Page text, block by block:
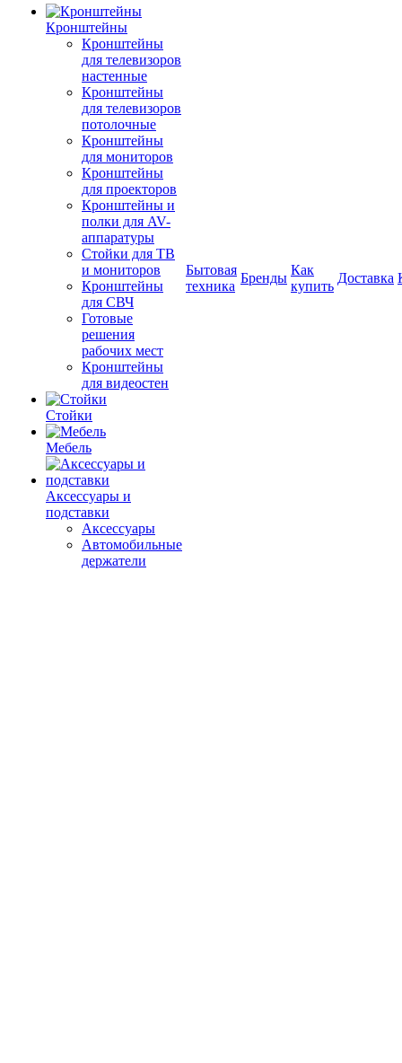
Кронштейны
Кронштейны
для телевизоров
настенные
Кронштейны
для телевизоров
потолочные
Кронштейны
для мониторов
Кронштейны
для проекторов
Кронштейны и
полки для AV-
аппаратуры
Стойки для ТВ
и мониторов
Кронштейны
для СВЧ
Готовые
решения
рабочих мест
Кронштейны
для видеостен
Стойки
Мебель
Аксессуары и
подставки
Аксессуары
Автомобильные
держатели
Бытовая
техника
Бренды
Как
купить
Доставка